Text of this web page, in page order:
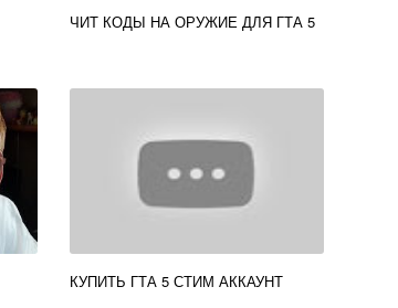
ЧИТ КОДЫ НА ОРУЖИЕ ДЛЯ ГТА 5
КУПИТЬ ГТА 5 СТИМ АККАУНТ